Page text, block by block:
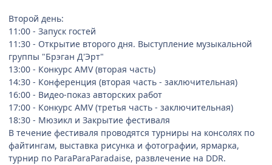
Второй день:
11:00 - Запуск гостей
11:30 - Открытие второго дня. Выступление музыкальной
группы "Брэган Д'Эрт"
13:00 - Конкурс AMV (вторая часть)
14:30 - Конференция (вторая часть - заключительная)
16:00 - Видео-показ авторских работ
17:00 - Конкурс AMV (третья часть - заключительная)
18:30 - Мюзикл и Закрытие фестиваля
В течение фестиваля проводятся турниры на консолях по
файтингам, выставка рисунка и фотографии, ярмарка,
турнир по ParaParaParadaise, развлечение на DDR.